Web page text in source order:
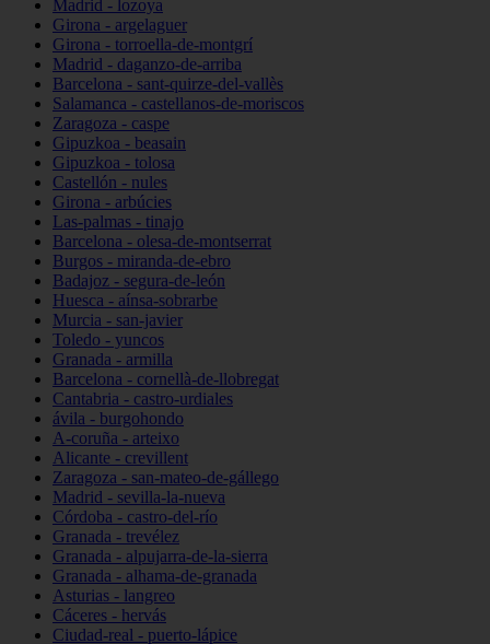
Madrid - lozoya
Girona - argelaguer
Girona - torroella-de-montgrí
Madrid - daganzo-de-arriba
Barcelona - sant-quirze-del-vallès
Salamanca - castellanos-de-moriscos
Zaragoza - caspe
Gipuzkoa - beasain
Gipuzkoa - tolosa
Castellón - nules
Girona - arbúcies
Las-palmas - tinajo
Barcelona - olesa-de-montserrat
Burgos - miranda-de-ebro
Badajoz - segura-de-león
Huesca - aínsa-sobrarbe
Murcia - san-javier
Toledo - yuncos
Granada - armilla
Barcelona - cornellà-de-llobregat
Cantabria - castro-urdiales
ávila - burgohondo
A-coruña - arteixo
Alicante - crevillent
Zaragoza - san-mateo-de-gállego
Madrid - sevilla-la-nueva
Córdoba - castro-del-río
Granada - trevélez
Granada - alpujarra-de-la-sierra
Granada - alhama-de-granada
Asturias - langreo
Cáceres - hervás
Ciudad-real - puerto-lápice